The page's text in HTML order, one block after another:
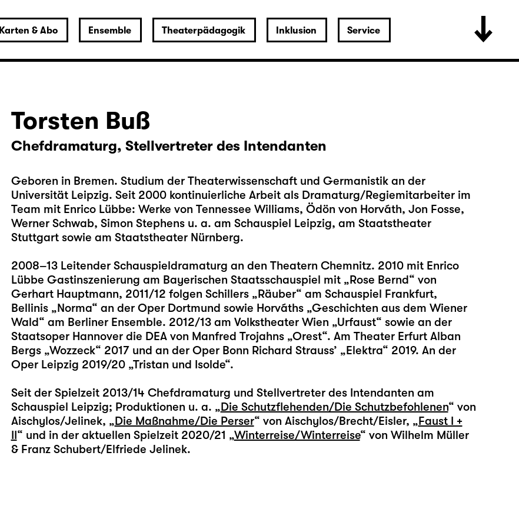
Karten & Abo Ensemble Theaterpädagogik Inklusion Service
Torsten Buß
Chefdramaturg, Stellvertreter des Intendanten
Geboren in Bremen. Studium der Theaterwissenschaft und Germanistik an der
Universität Leipzig. Seit 2000 kontinuierliche Arbeit als Dramaturg/Regiemitarbeiter im
Team mit Enrico Lübbe: Werke von Tennessee Williams, Ödön von Horváth, Jon Fosse,
Werner Schwab, Simon Stephens u. a. am Schauspiel Leipzig, am Staatstheater
Stuttgart sowie am Staatstheater Nürnberg.
2008–13 Leitender Schauspieldramaturg an den Theatern Chemnitz. 2010 mit Enrico
Lübbe Gastinszenierung am Bayerischen Staatsschauspiel mit „Rose Bernd“ von
Gerhart Hauptmann, 2011/12 folgen Schillers „Räuber“ am Schauspiel Frankfurt,
Bellinis „Norma“ an der Oper Dortmund sowie Horváths „Geschichten aus dem Wiener
Wald“ am Berliner Ensemble. 2012/13 am Volkstheater Wien „Urfaust“ sowie an der
Staatsoper Hannover die DEA von Manfred Trojahns „Orest“. Am Theater Erfurt Alban
Bergs „Wozzeck“ 2017 und an der Oper Bonn Richard Strauss’ „Elektra“ 2019. An der
Oper Leipzig 2019/20 „Tristan und Isolde“.
Seit der Spielzeit 2013/14 Chefdramaturg und Stellvertreter des Intendanten am
Schauspiel Leipzig; Produktionen u. a. „Die Schutzflehenden/Die Schutzbefohlenen“ von
Aischylos/Jelinek, „Die Maßnahme/Die Perser“ von Aischylos/Brecht/Eisler, „Faust I +
II“ und in der aktuellen Spielzeit 2020/21 „Winterreise/Winterreise“ von Wilhelm Müller
& Franz Schubert/Elfriede Jelinek.